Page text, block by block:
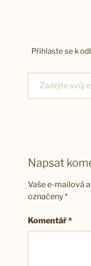
Přihlaste se k
Zadejte svůj e-mail…
Napsat
Vaše e-mailová
označeny*
Komentář*